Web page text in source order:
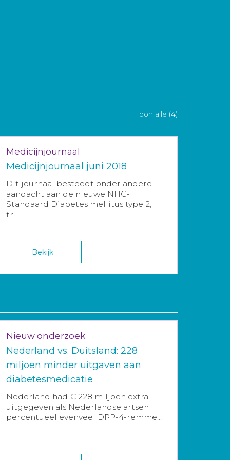
Toon alle (4)
Medicijnjournaal
Medicijnjournaal juni 2018
Dit journaal besteedt onder andere
aandacht aan de nieuwe NHG-
Standaard Diabetes mellitus type 2,
tr...
Bekijk
Nieuw onderzoek
Nederland vs. Duitsland: 228
miljoen minder uitgaven aan
diabetesmedicatie
Nederland had € 228 miljoen extra
uitgegeven als Nederlandse artsen
percentueel evenveel DPP-4-remme...